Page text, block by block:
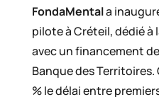
FondaMentala
pilote à Créteil, dédié
avec un financement
Banque des
% le délai entre